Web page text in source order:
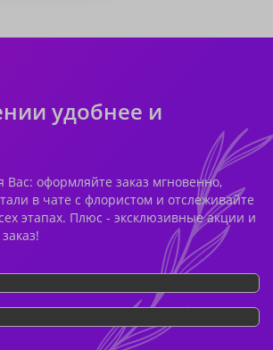
удобнее и
оформляйте заказ мгновенно,
в чате с флористом и отслеживайте
этапах. Плюс - эксклюзивные акции и